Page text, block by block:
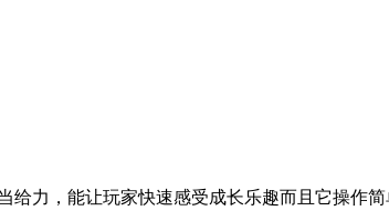
给力，能让玩家快速感受成长乐趣而且它操作